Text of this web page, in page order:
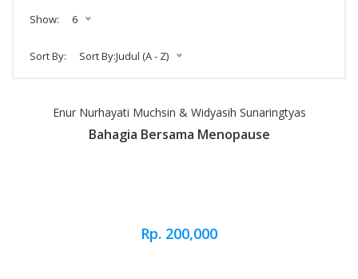
Show: 6
Sort By: Sort By:Judul (A - Z)
Enur Nurhayati Muchsin & Widyasih Sunaringtyas
Bahagia Bersama Menopause
Rp. 200,000